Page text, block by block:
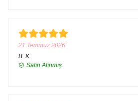
21 Temmuz 2026
B. K.
Satın Alınmış